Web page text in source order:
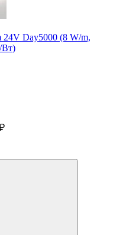
24V Day5000 (8 W/m,
Вт)
₽